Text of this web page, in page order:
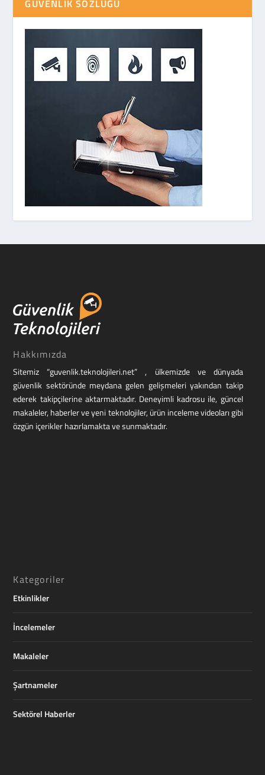
GÜVENLIK SÖZLÜĞÜ
Hakkımızda
Sitemiz “guvenlik.teknolojileri.net” , ülkemizde ve dünyada
güvenlik sektöründe meydana gelen gelişmeleri yakından takip
ederek takipçilerine aktarmaktadır. Deneyimli kadrosu ile, güncel
makaleler, haberler ve yeni teknolojiler, ürün inceleme videoları gibi
özgün içerikler hazırlamakta ve sunmaktadır.
Kategoriler
Etkinlikler
İncelemeler
Makaleler
Şartnameler
Sektörel Haberler